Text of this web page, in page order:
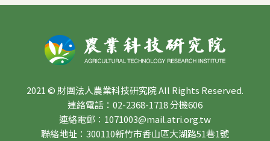
2021 © 財團法人農業科技研究院 All Rights Reserved.
連絡電話：02-2368-1718 分機606
連絡電郵：1071003@mail.atri.org.tw
聯絡地址：300110新竹市香山區大湖路51巷1號